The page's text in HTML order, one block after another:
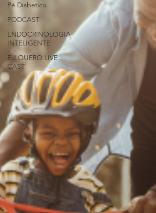
Pé Diabetico
PODCAST
ENDOCRINOLOGIA
INTELIGENTE
EU QUERO LIVE
CAST